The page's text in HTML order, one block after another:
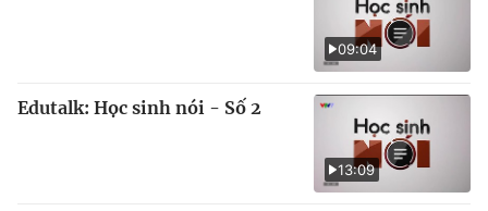
09:04
13:09
Edutalk: Học sinh nói - Số 2